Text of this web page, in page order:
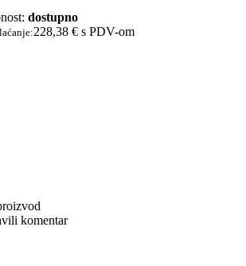
dostupno
228,38 € s PDV-om
komentar